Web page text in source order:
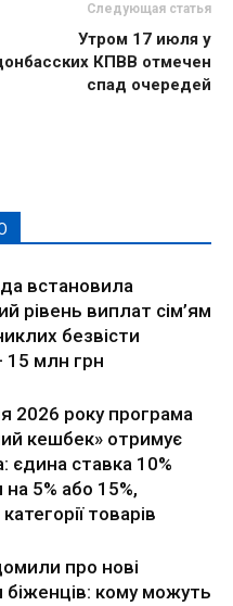
Следующая статья
Утром 17 июля у
КПВВ отмечен
спад очередей
встановила
рівень виплат сім’ям
безвісти
15 млн грн
2026 року програма
кешбек» отримує
єдина ставка 10%
5% або 15%,
товарів
про нові
кому можуть